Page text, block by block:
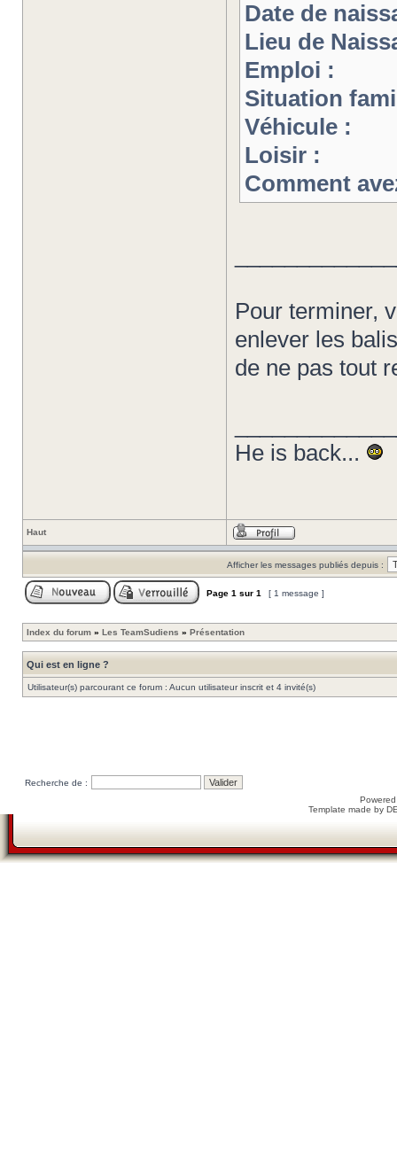
Date de
Lieu de
Emploi :
Situation
Véhicule :
Loisir :
Comment
Pour terminer,
enlever les
de ne pas tout
He is back...
Haut
Afficher les messages publiés depuis :
Page 1 sur 1 [ 1 message ]
Index du forum » Les TeamSudiens » Présentation
Qui est en ligne ?
Utilisateur(s) parcourant ce forum : Aucun utilisateur inscrit et 4 invité(s)
Recherche de :
Template made by